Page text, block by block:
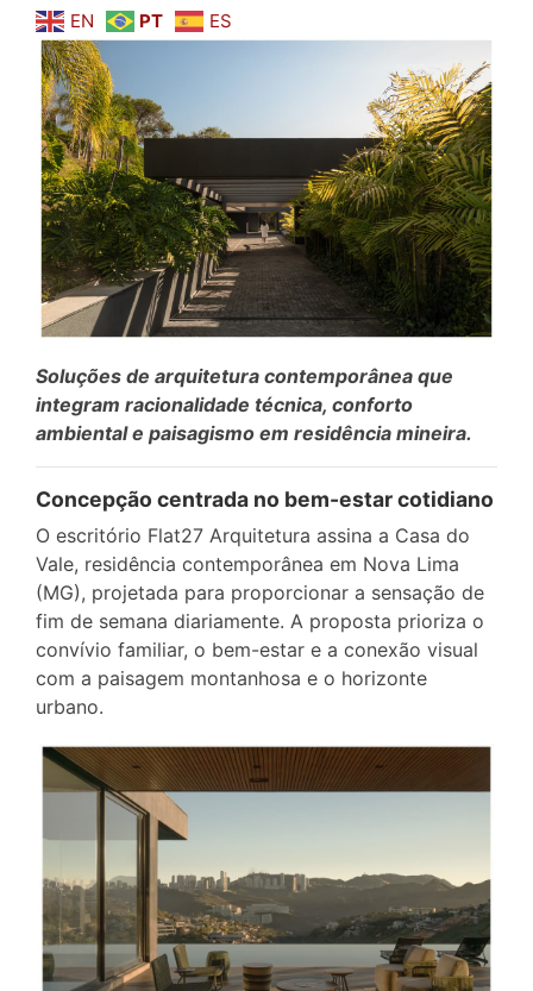
EN PT ES
Soluções de arquitetura contemporânea que
integram racionalidade técnica, conforto
ambiental e paisagismo em residência mineira.
Concepção centrada no bem-estar cotidiano
O escritório Flat27 Arquitetura assina a Casa do
Vale, residência contemporânea em Nova Lima
(MG), projetada para proporcionar a sensação de
fim de semana diariamente. A proposta prioriza o
convívio familiar, o bem-estar e a conexão visual
com a paisagem montanhosa e o horizonte
urbano.